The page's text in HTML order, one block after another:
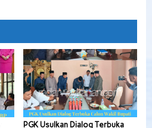
PGK Usulkan Dialog Terbuka